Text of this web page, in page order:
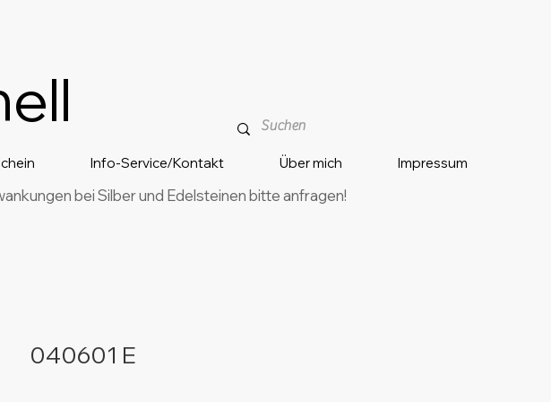
Info-Service/Kontakt Über mich Impressum
bei Silber und Edelsteinen bitte anfragen!
040601 E